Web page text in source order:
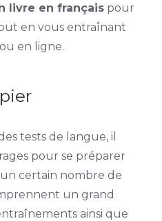
livre en françaispour
en vous entraînant
en ligne.
tests de langue, il
pour se préparer
certain nombre de
un grand
ainsi que